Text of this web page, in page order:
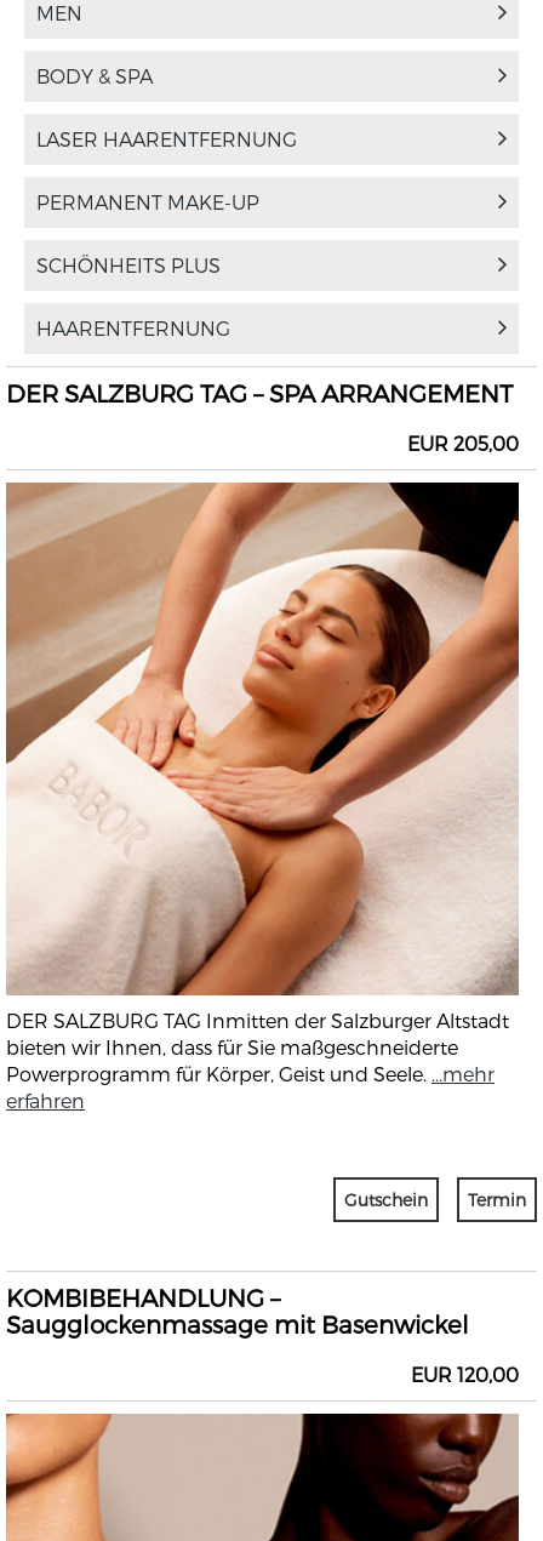
MEN
BODY & SPA
LASER HAARENTFERNUNG
PERMANENT MAKE-UP
SCHÖNHEITS PLUS
HAARENTFERNUNG
DER SALZBURG TAG – SPA ARRANGEMENT
EUR 205,00
DER SALZBURG TAG Inmitten der Salzburger Altstadt
bieten wir Ihnen, dass für Sie maßgeschneiderte
Powerprogramm für Körper, Geist und Seele. ...mehr
erfahren
Gutschein Termin
KOMBIBEHANDLUNG –
Saugglockenmassage mit Basenwickel
EUR 120,00